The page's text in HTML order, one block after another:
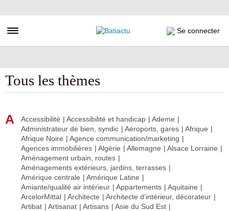
au
principal
Toggle navigation Se connecter
Tous les thèmes
A Accessibilité Accessibilité et handicap
Ademe
Administrateur de bien, syndic
Aéroports, gares
Afrique
Afrique Noire
Agence communication/marketing
Agences immobilières
Algérie Allemagne
Alsace Lorraine
Aménagement urbain, routes
Aménagements extérieurs, jardins, terrasses
Amérique centrale
Amérique Latine
Amiante/qualité air intérieur
Appartements
Aquitaine
ArcelorMittal
Architecte
Architecte d'intérieur, décorateur
Artibat
Artisanat Artisans
Asie du Sud Est